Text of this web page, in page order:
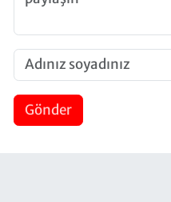
Gönder